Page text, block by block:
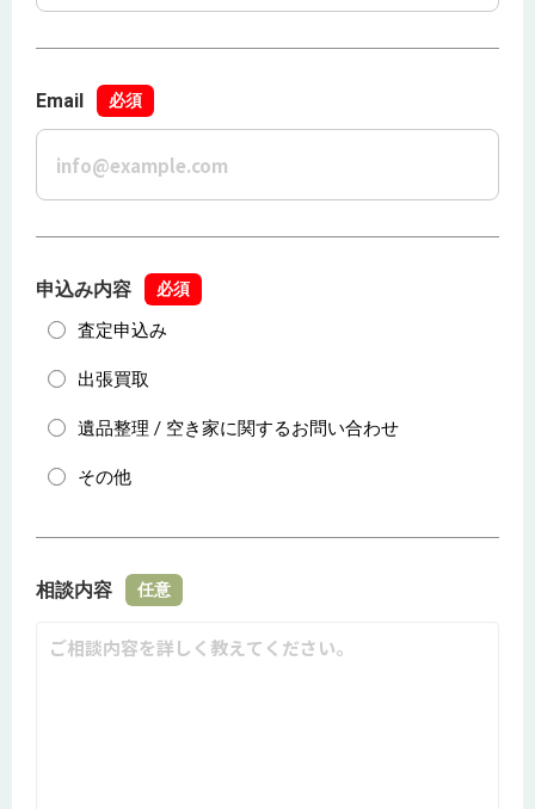
Email 必須
申込み内容 必須
査定申込み
出張買取
遺品整理 / 空き家に関するお問い合わせ
その他
相談内容 任意